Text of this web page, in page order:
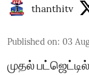
thanthitv
Published on: 03
முதல்